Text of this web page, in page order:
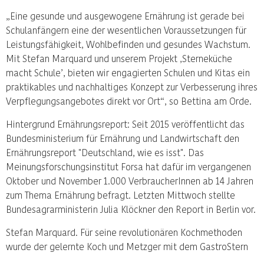
„Eine gesunde und ausgewogene Ernährung ist gerade bei
Schulanfängern eine der wesentlichen Voraussetzungen für
Leistungsfähigkeit, Wohlbefinden und gesundes Wachstum.
Mit Stefan Marquard und unserem Projekt ‚Sterneküche
macht Schule’, bieten wir engagierten Schulen und Kitas ein
praktikables und nachhaltiges Konzept zur Verbesserung ihres
Verpflegungsangebotes direkt vor Ort“, so Bettina am Orde.
Hintergrund Ernährungsreport: Seit 2015 veröffentlicht das
Bundesministerium für Ernährung und Landwirtschaft den
Ernährungsreport "Deutschland, wie es isst". Das
Meinungsforschungsinstitut Forsa hat dafür im vergangenen
Oktober und November 1.000 VerbraucherInnen ab 14 Jahren
zum Thema Ernährung befragt. Letzten Mittwoch stellte
Bundesagrarministerin Julia Klöckner den Report in Berlin vor.
Stefan Marquard. Für seine revolutionären Kochmethoden
wurde der gelernte Koch und Metzger mit dem GastroStern